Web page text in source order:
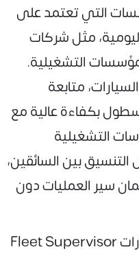
التي تعتمد على
مثل شركات
التشغيلية.
متابعة
بكفاءة عالية مع
التشغيلية
بين السائقين،
سير العمليات دون
كما يتحمل مشرف حركة السيارات Fleet Supervisor